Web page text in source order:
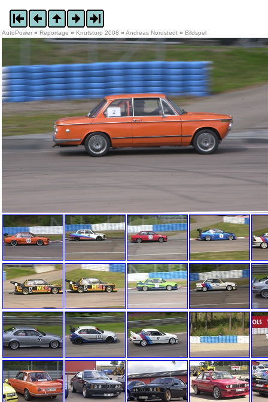
AutoPower » Reportage » Knutstorp 2008 »Andreas Nordstedt » Bildspel